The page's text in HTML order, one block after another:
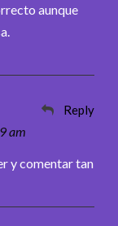
aunque
am
Reply
y comentar tan